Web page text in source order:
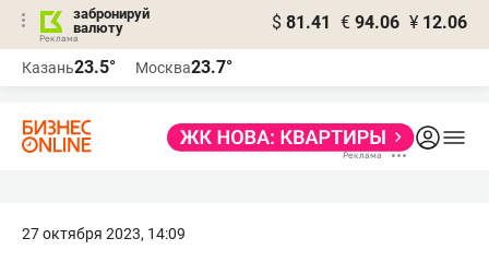
забронируй
валюту
$ 81.41 € 94.06 ¥ 12.06
Казань23.5° Москва23.7°
27 октября 2023, 14:09